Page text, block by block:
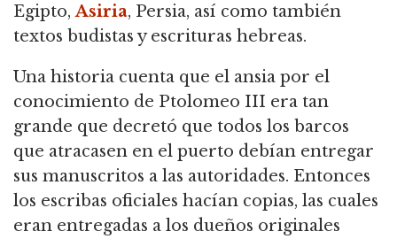
Egipto,Asiria, Persia, así como también
textos budistas y escrituras hebreas.
Una historia cuenta que el ansia por el
conocimiento de Ptolomeo III era tan
grande que decretó que todos los barcos
que atracasen en el puerto debían entregar
sus manuscritos a las autoridades. Entonces
los escribas oficiales hacían copias, las cuales
eran entregadas a los dueños originales